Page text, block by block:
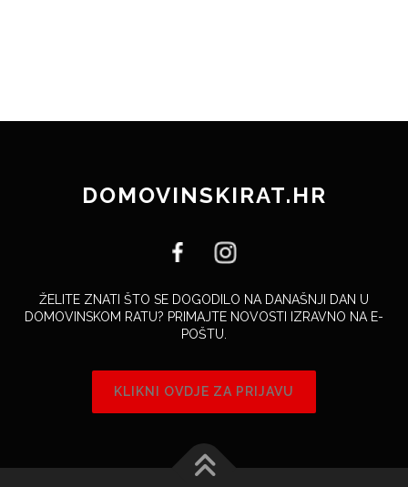
DOMOVINSKIRAT.HR
ŽELITE ZNATI ŠTO SE DOGODILO NA DANAŠNJI DAN U
DOMOVINSKOM RATU? PRIMAJTE NOVOSTI IZRAVNO NA E-
POŠTU.
KLIKNI OVDJE ZA PRIJAVU